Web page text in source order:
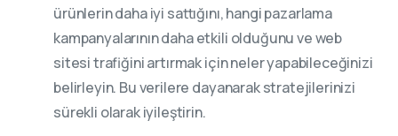
ürünlerin daha iyi sattığını, hangi pazarlama
kampanyalarının daha etkili olduğunu ve web
sitesi trafiğini artırmak için neler yapabileceğinizi
belirleyin. Bu verilere dayanarak stratejilerinizi
sürekli olarak iyileştirin.